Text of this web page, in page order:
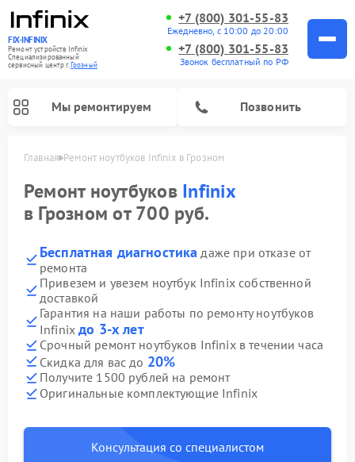
FIX-INFINIX
Ремонт устройств Infinix
Специализированный
cервисный центр г.Грозный
+7 (800) 301-55-83
Ежедневно, с 10:00 до 20:00
+7 (800) 301-55-83
Звонок бесплатный по РФ
Мы ремонтируем Позвонить
Главная Ремонт ноутбуков Infinix в Грозном
Ремонт ноутбуков Infinix
в Грозном от 700 руб.
Бесплатная диагностика даже при отказе от
ремонта
Привезем и увезем ноутбук Infinix собственной
доставкой
Гарантия на наши работы по ремонту ноутбуков
Infinixдо 3-х лет
Срочный ремонт ноутбуков Infinix в течении часа
Скидка для вас до 20%
Получите 1500 рублей на ремонт
Оригинальные комплектующие Infinix
Консультация со специалистом